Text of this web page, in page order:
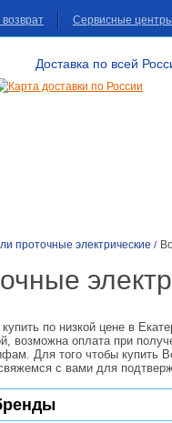
Сервисные
Доставка по всей
проточные электрические /
по низкой цене в
возможна оплата при
Для того чтобы купить
с вами для